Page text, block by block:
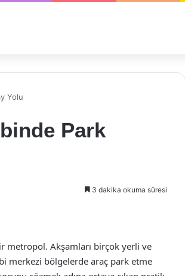
Yolu
Park
3 dakika okuma süresi
metropol. Akşamları birçok yerli ve
merkezi bölgelerde araç park etme